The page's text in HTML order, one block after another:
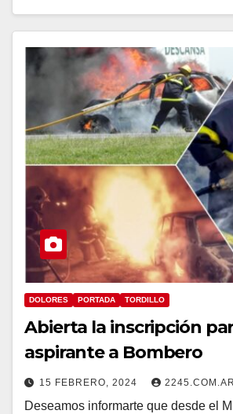
DOLORES PORTADA TORDILLO
Abierta la inscripción
aspirante a Bombero
15 FEBRERO, 2024 2245.COM.AR
Deseamos informarte que desde el